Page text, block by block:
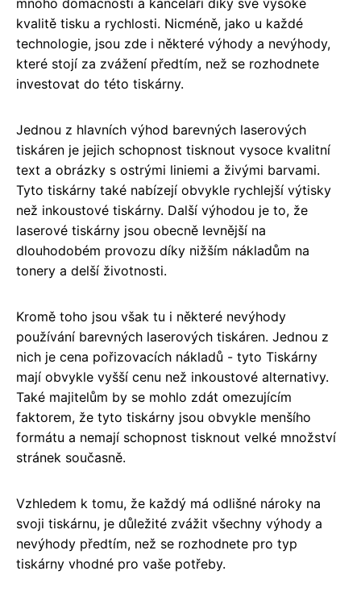
kvalitě tisku a rychlosti. Nicméně, jako u každé
technologie, jsou zde i některé výhody a nevýhody,
které stojí za zvážení předtím, než se rozhodnete
investovat do této tiskárny.
Jednou z hlavních výhod barevných laserových
tiskáren je jejich schopnost tisknout vysoce kvalitní
text a obrázky s ostrými liniemi a živými barvami.
Tyto tiskárny také nabízejí obvykle rychlejší výtisky
než inkoustové tiskárny. Další výhodou je to, že
laserové tiskárny jsou obecně levnější na
dlouhodobém provozu díky nižším nákladům na
tonery a delší životnosti.
Kromě toho jsou však tu i některé nevýhody
používání barevných laserových tiskáren. Jednou z
nich je cena pořizovacích nákladů - tyto Tiskárny
mají obvykle vyšší cenu než inkoustové alternativy.
Také majitelům by se mohlo zdát omezujícím
faktorem, že tyto tiskárny jsou obvykle menšího
formátu a nemají schopnost tisknout velké množství
stránek současně.
Vzhledem k tomu, že každý má odlišné nároky na
svoji tiskárnu, je důležité zvážit všechny výhody a
nevýhody předtím, než se rozhodnete pro typ
tiskárny vhodné pro vaše potřeby.